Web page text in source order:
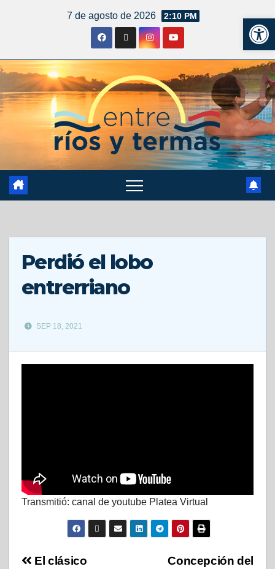
7 de agosto de 2026 2:10 PM
Perdió el lobo
entrerriano
SEP 18, 2021
Transmitió: canal de youtube Platea Virtual
Concepción del
El clásico